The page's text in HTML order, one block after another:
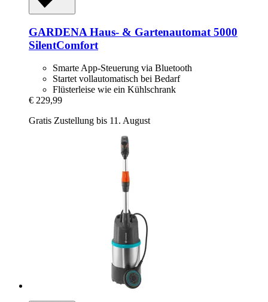
GARDENA Haus-​ & Gartenautomat 5000
SilentComfort
Smarte App-Steuerung via Bluetooth
Startet vollautomatisch bei Bedarf
Flüsterleise wie ein Kühlschrank
€ 229,99
Gratis Zustellung bis 11. August